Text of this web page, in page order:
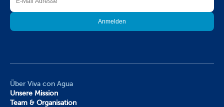
Über Viva con Agua
Unsere Mission
Team & Organisation